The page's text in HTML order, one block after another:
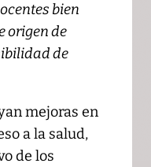
bien
origen de
de
mejoras en
a la salud,
de los